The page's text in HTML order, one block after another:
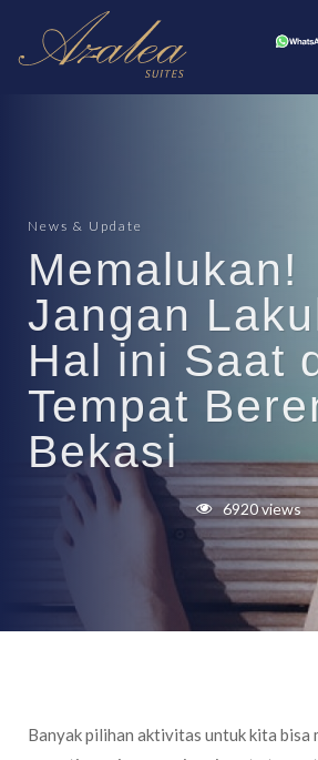
News & Update
Memalukan!
Jangan
Hal ini Saat
Tempat
Bekasi
6920 views
Banyak pilihan aktivitas untuk kita bisa